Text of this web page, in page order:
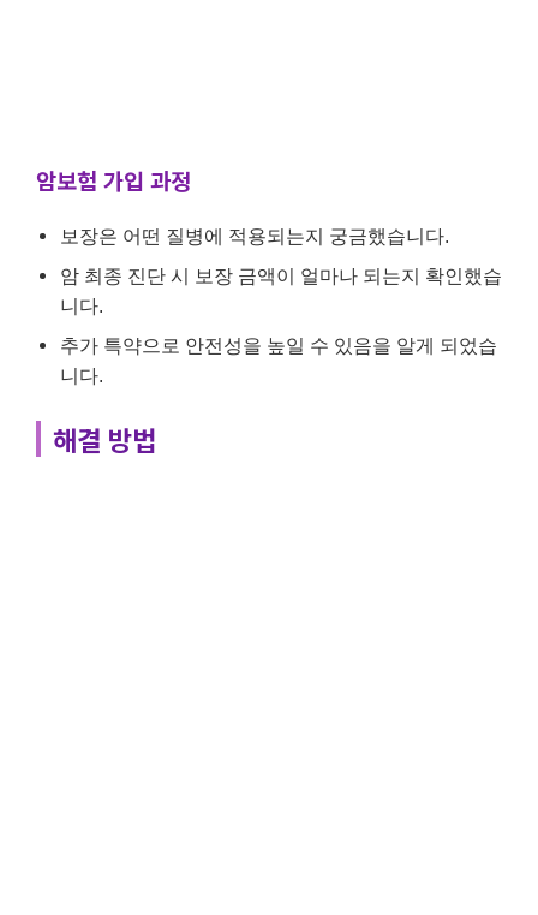
암보험 가입 과정
보장은 어떤 질병에 적용되는지 궁금했습니다.
암 최종 진단 시 보장 금액이 얼마나 되는지 확인했습
니다.
추가 특약으로 안전성을 높일 수 있음을 알게 되었습
니다.
해결 방법